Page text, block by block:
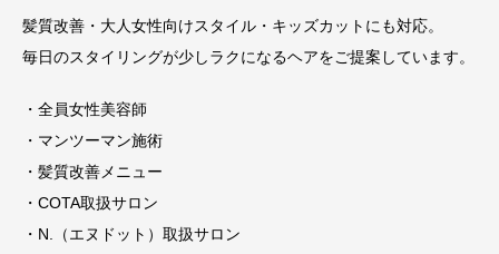
髪質改善・大人女性向けスタイル・キッズカットにも対応。
毎日のスタイリングが少しラクになるヘアをご提案しています。
・全員女性美容師
・マンツーマン施術
・髪質改善メニュー
・COTA取扱サロン
・N.（エヌドット）取扱サロン